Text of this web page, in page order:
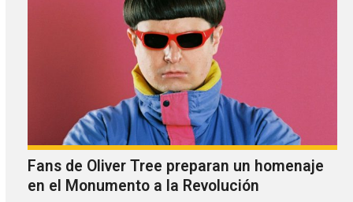
profundamente melancólicas.
Fans de Oliver Tree preparan un homenaje
en el Monumento a la Revolución